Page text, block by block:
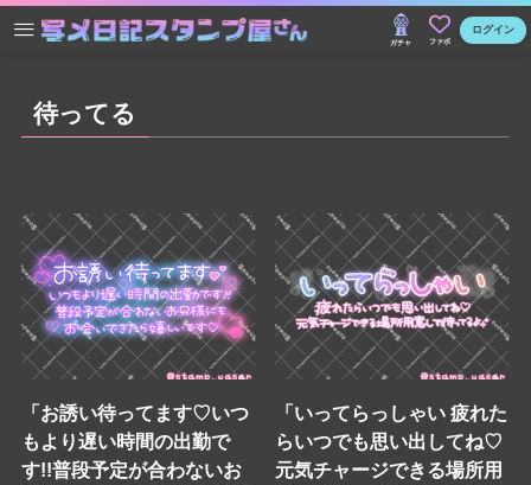
ガチャ ファボ
ログイン
待ってる
「お誘い待ってます♡いつ
もより遅い時間の出勤で
す!!普段予定が合わないお
「いってらっしゃい 疲れた
らいつでも思い出してね♡
元気チャージできる場所用